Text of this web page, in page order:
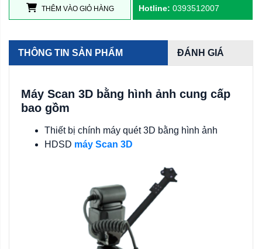
THÊM VÀO GIỎ HÀNG Hotline: 0393512007
THÔNG TIN SẢN PHẨM ĐÁNH GIÁ
Máy Scan 3D bằng hình ảnh cung cấp
bao gồm
Thiết bị chính máy quét 3D bằng hình ảnh
HDSD máy Scan 3D